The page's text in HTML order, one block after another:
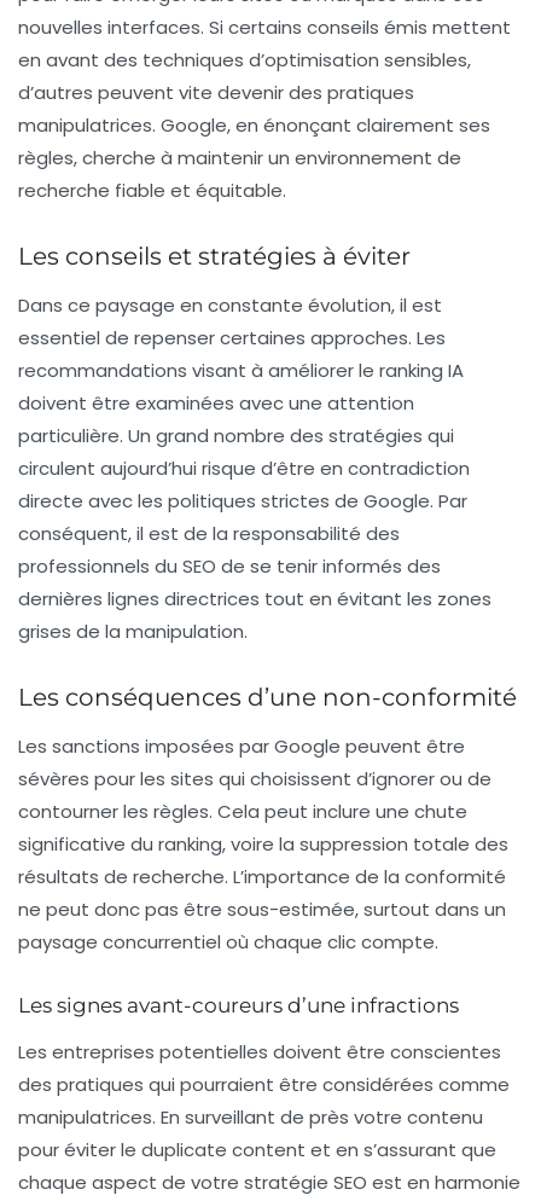
nouvelles interfaces. Si certains conseils émis mettent
en avant des techniques d’optimisation sensibles,
d’autres peuvent vite devenir des pratiques
manipulatrices. Google, en énonçant clairement ses
règles, cherche à maintenir un environnement de
recherche fiable et équitable.
Les conseils et stratégies à éviter
Dans ce paysage en constante évolution, il est
essentiel de repenser certaines approches. Les
recommandations visant à améliorer le ranking IA
doivent être examinées avec une attention
particulière. Un grand nombre des stratégies qui
circulent aujourd’hui risque d’être en contradiction
directe avec les politiques strictes de Google. Par
conséquent, il est de la responsabilité des
professionnels du SEO de se tenir informés des
dernières lignes directrices tout en évitant les zones
grises de la manipulation.
Les conséquences d’une non-conformité
Les sanctions imposées par Google peuvent être
sévères pour les sites qui choisissent d’ignorer ou de
contourner les règles. Cela peut inclure une chute
significative du ranking, voire la suppression totale des
résultats de recherche. L’importance de la conformité
ne peut donc pas être sous-estimée, surtout dans un
paysage concurrentiel où chaque clic compte.
Les signes avant-coureurs d’une infractions
Les entreprises potentielles doivent être conscientes
des pratiques qui pourraient être considérées comme
manipulatrices. En surveillant de près votre contenu
pour éviter le duplicate content et en s’assurant que
chaque aspect de votre stratégie SEO est en harmonie